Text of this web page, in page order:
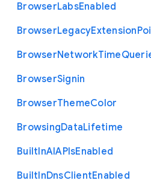
BrowserLabsEnabled
BrowserLegacyExtension
BrowserNetworkTime
BrowserSignin
BrowserThemeColor
BrowsingDataLifetime
BuiltInAIAPIsEnabled
BuiltInDnsClientEnabled